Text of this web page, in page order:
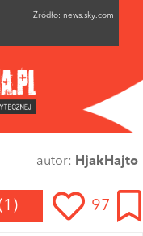
Źródło: news.sky.com
autor: HjakHajto
97